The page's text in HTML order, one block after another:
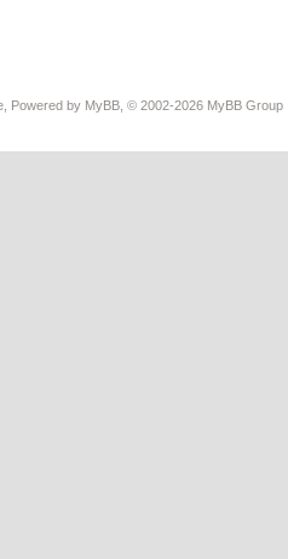
, Powered by MyBB , © 2002-2026 MyBB Group